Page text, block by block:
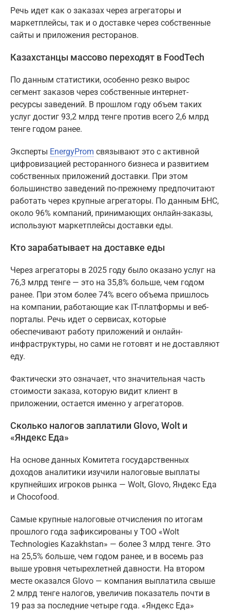
Речь идет как о заказах через агрегаторы и
маркетплейсы, так и о доставке через собственные
сайты и приложения ресторанов.
Казахстанцы массово переходят в FoodTech
По данным статистики, особенно резко вырос
сегмент заказов через собственные интернет-
ресурсы заведений. В прошлом году объем таких
услуг достиг 93,2 млрд тенге против всего 2,6 млрд
тенге годом ранее.
Эксперты EnergyProm связывают это с активной
цифровизацией ресторанного бизнеса и развитием
собственных приложений доставки. При этом
большинство заведений по-прежнему предпочитают
работать через крупные агрегаторы. По данным БНС,
около 96% компаний, принимающих онлайн-заказы,
используют маркетплейсы доставки еды.
Кто зарабатывает на доставке еды
Через агрегаторы в 2025 году было оказано услуг на
76,3 млрд тенге — это на 35,8% больше, чем годом
ранее. При этом более 74% всего объема пришлось
на компании, работающие как IT-платформы и веб-
порталы. Речь идет о сервисах, которые
обеспечивают работу приложений и онлайн-
инфраструктуры, но сами не готовят и не доставляют
еду.
Фактически это означает, что значительная часть
стоимости заказа, которую видит клиент в
приложении, остается именно у агрегаторов.
Сколько налогов заплатили Glovo, Wolt и
«Яндекс Еда»
На основе данных Комитета государственных
доходов аналитики изучили налоговые выплаты
крупнейших игроков рынка — Wolt, Glovo, Яндекс Еда
и Chocofood.
Самые крупные налоговые отчисления по итогам
прошлого года зафиксированы у ТОО «Wolt
Technologies Kazakhstan» — более 3 млрд тенге. Это
на 25,5% больше, чем годом ранее, и в восемь раз
выше уровня четырехлетней давности. На втором
месте оказался Glovo — компания выплатила свыше
2 млрд тенге налогов, увеличив показатель почти в
19 раз за последние четыре года. «Яндекс Еда»